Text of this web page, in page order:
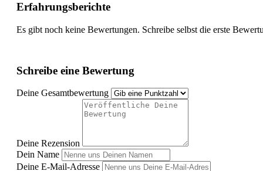
Erfahrungsberichte
Es gibt noch keine Bewertungen. Schreibe selbst die erste
Schreibe eine Bewertung
Deine Gesamtbewertung
Deine Rezension
Dein Name
Deine E-Mail-Adresse